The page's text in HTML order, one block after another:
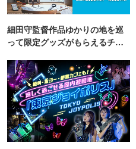
細田守監督作品ゆかりの地を巡
って限定グッズがもらえるチャ